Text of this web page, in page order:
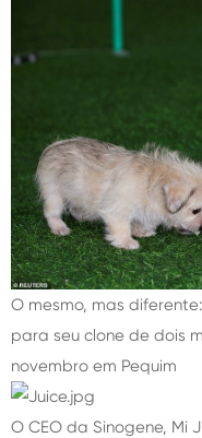
O mesmo, mas
para seu clone de dois
novembro em Pequim
O CEO da Sinogene, Mi